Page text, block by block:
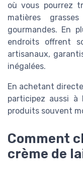
où vous pourrez
matières
gourmandes. En
endroits offrent
artisanaux,
inégalées.
En achetant
participez aussi à
produits souvent
Comment
crème de